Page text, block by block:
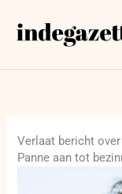
naar
Verlaat bericht
Panne aan tot